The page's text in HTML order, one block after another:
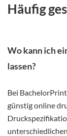
Häufig
Wo kann ich
lassen?
Bei
günstig online